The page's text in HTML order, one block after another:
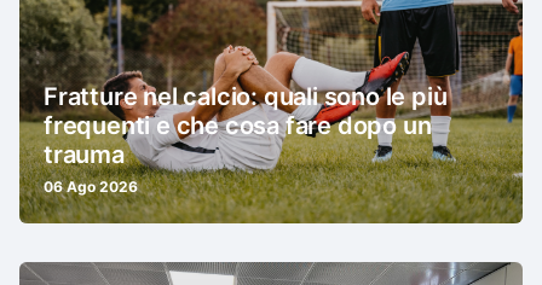
Fratture nel calcio: quali sono le più
frequenti e che cosa fare dopo un
trauma
06 Ago 2026